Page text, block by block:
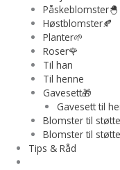
Påskeblomster🐣
Høstblomster🍂
Planter🌱
Roser🌹
Til han
Til henne
Gavesett🎁
Gavesett til
Blomster til
Blomster til
Tips & Råd